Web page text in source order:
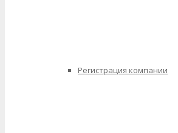
Регистрация компании